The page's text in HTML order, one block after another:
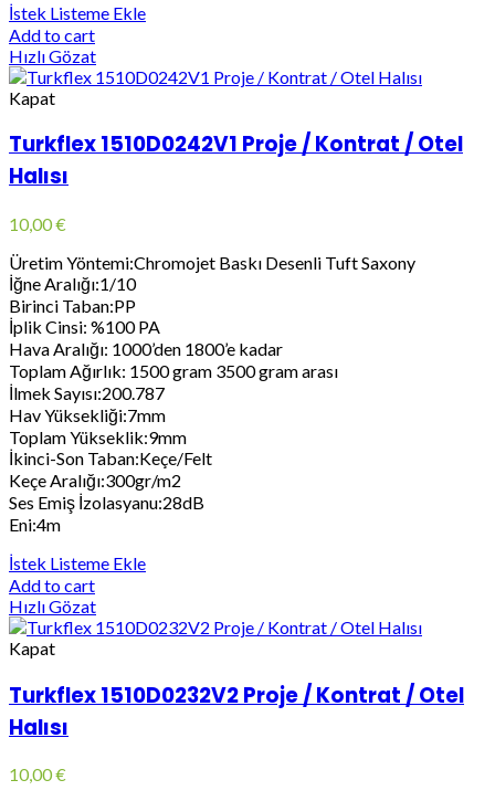
İstek Listeme Ekle
Add to cart
Hızlı Gözat
Kapat
Turkflex 1510D0242V1 Proje / Kontrat / Otel
Halısı
10,00€
Üretim Yöntemi:Chromojet Baskı Desenli Tuft Saxony
İğne Aralığı:1/10
Birinci Taban:PP
İplik Cinsi: %100 PA
Hava Aralığı: 1000’den 1800’e kadar
Toplam Ağırlık: 1500 gram 3500 gram arası
İlmek Sayısı:200.787
Hav Yüksekliği:7mm
Toplam Yükseklik:9mm
İkinci-Son Taban:Keçe/Felt
Keçe Aralığı:300gr/m2
Ses Emiş İzolasyanu:28dB
Eni:4m
İstek Listeme Ekle
Add to cart
Hızlı Gözat
Kapat
Turkflex 1510D0232V2 Proje / Kontrat / Otel
Halısı
10,00€